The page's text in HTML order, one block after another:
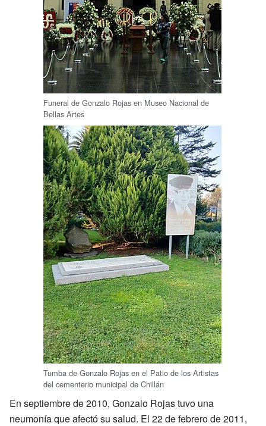
Funeral de Gonzalo Rojas en Museo Nacional de
Bellas Artes
Tumba de Gonzalo Rojas en el Patio de los Artistas
del cementerio municipal de Chillán
En septiembre de 2010, Gonzalo Rojas tuvo una
neumonía que afectó su salud. El 22 de febrero de 2011,